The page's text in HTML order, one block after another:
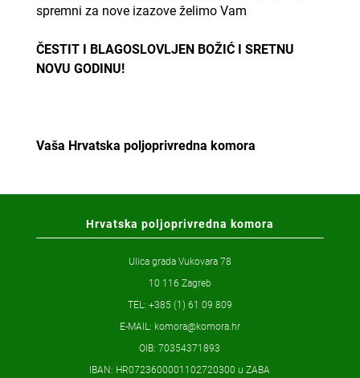
spremni za nove izazove želimo Vam
ČESTIT I BLAGOSLOVLJEN BOŽIĆ I SRETNU
NOVU GODINU!
Vaša Hrvatska poljoprivredna komora
Hrvatska poljoprivredna komora
Ulica grada Vukovara 78
10 116 Zagreb
TEL: +385 (1) 61 09 809
E-MAIL: komora@komora.hr
OIB: 70354371893
IBAN: HR0723600001102720300 u ZABA